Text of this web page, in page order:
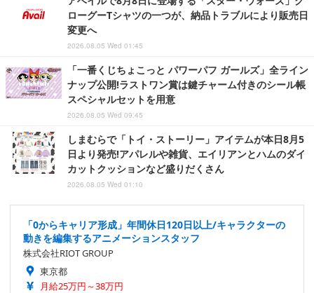
ローグーTシャツの一つが、納品トラブルにより販売日
変更へ
2026.08.05 Wed 01:45
「一番くじちょこっと パワーパフ ガールズ」全ライン
ナップ公開!ラストワン賞は鍵チャーム付きのシール帳
スペシャルセットを用意
2026.08.05 Wed 09:45
しまむらで「トイ・ストーリー」アイテムが本日8月5
日より発売!アパレルや雑貨、エイリアンとハムのダイ
カットクッションなど盛りだくさん
2026.08.05 Wed 01:10
「0からキャリア形成」年間休日120日以上/キャラクターの
動きを編集するアニメーションスタッフ
株式会社RIOT GROUP
東京都
月給25万円～38万円